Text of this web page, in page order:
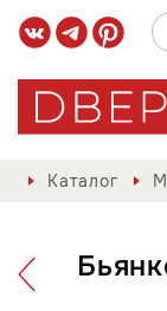
Каталог